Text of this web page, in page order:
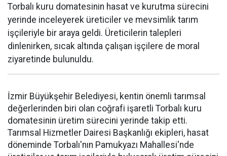
Torbalı kuru domatesinin hasat ve kurutma sürecini
yerinde inceleyerek üreticiler ve mevsimlik tarım
işçileriyle bir araya geldi. Üreticilerin talepleri
dinlenirken, sıcak altında çalışan işçilere de moral
ziyaretinde bulunuldu.
İzmir Büyükşehir Belediyesi, kentin önemli tarımsal
değerlerinden biri olan coğrafi işaretli Torbalı kuru
domatesinin üretim sürecini yerinde takip etti.
Tarımsal Hizmetler Dairesi Başkanlığı ekipleri, hasat
döneminde Torbalı'nın Pamukyazı Mahallesi'nde